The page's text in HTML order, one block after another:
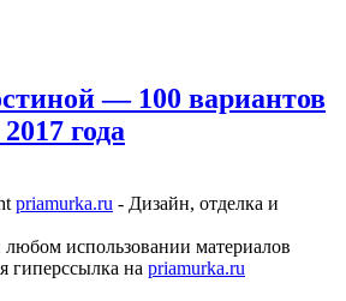
— 100 вариантов
года
priamurka.ru - Дизайн, отделка и
использовании материалов
гиперссылка на priamurka.ru